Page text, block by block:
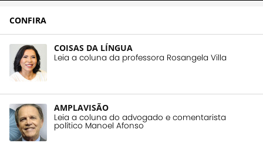
CONFIRA
COISAS DA LÍNGUA
Leia a coluna da professora Rosangela Villa
AMPLAVISÃO
Leia a coluna do advogado e comentarista
político Manoel Afonso